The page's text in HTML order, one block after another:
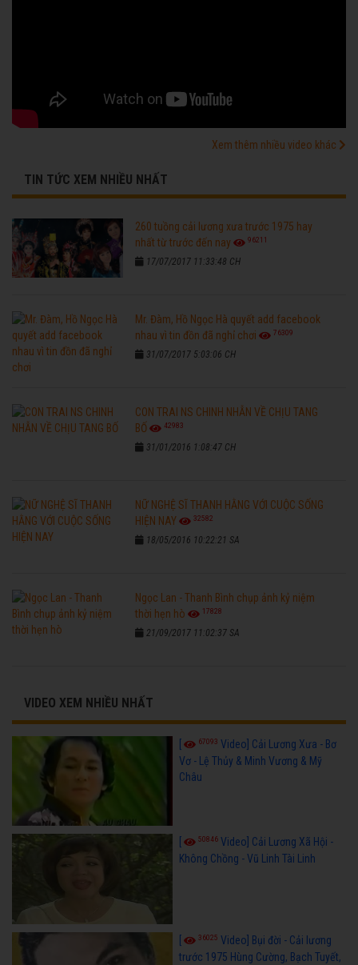
Xem thêm nhiều video khác
TIN TỨC XEM NHIỀU NHẤT
260 tuồng cải lương xưa trước 1975 hay
nhất từ trước đến nay
96211
17/07/2017 11:33:48 CH
Mr. Đàm, Hồ Ngọc Hà quyết add facebook
nhau vì tin đồn đã nghỉ chơi
76309
31/07/2017 5:03:06 CH
CON TRAI NS CHINH NHẪN VỀ CHỊU TANG
BỐ
42983
31/01/2016 1:08:47 CH
NỮ NGHỆ SĨ THANH HẰNG VỚI CUỘC SỐNG
HIỆN NAY
32582
18/05/2016 10:22:21 SA
Ngọc Lan - Thanh Bình chụp ảnh kỷ niệm
thời hẹn hò
17828
21/09/2017 11:02:37 SA
VIDEO XEM NHIỀU NHẤT
[ 67093 Video] Cải Lương Xưa - Bơ
Vơ - Lệ Thủy & Minh Vương & Mỹ
Châu
50846 Video] Cải Lương Xã Hội -
Không Chồng - Vũ Linh Tài Linh
36025 Video] Bụi đời - Cải lương
trước 1975 Hùng Cường, Bạch Tuyết,